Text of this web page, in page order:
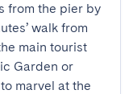
from the pier by
walk from
main tourist
Garden or
marvel at the